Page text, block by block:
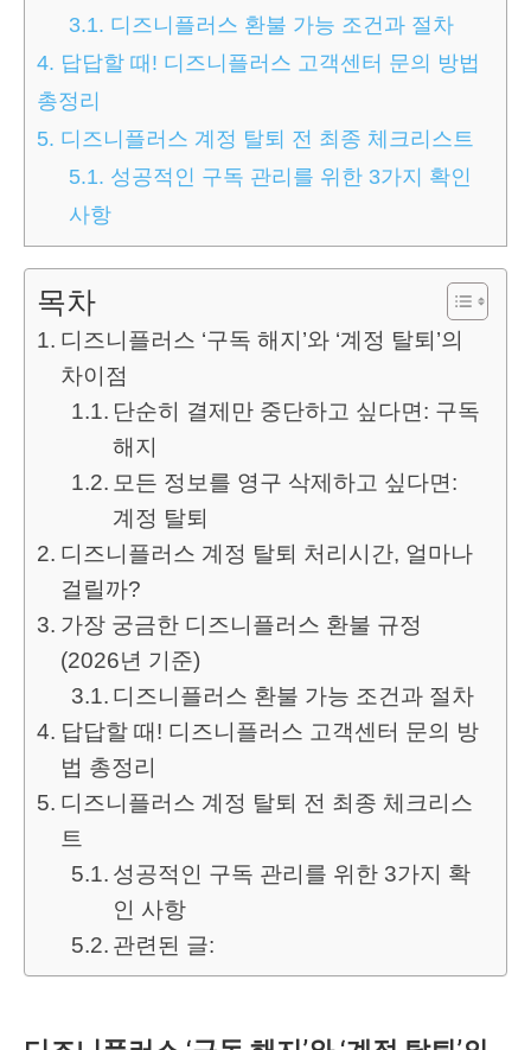
3.1. 디즈니플러스 환불 가능 조건과 절차
4. 답답할 때! 디즈니플러스 고객센터 문의 방법
총정리
5. 디즈니플러스 계정 탈퇴 전 최종 체크리스트
5.1. 성공적인 구독 관리를 위한 3가지 확인
사항
목차
디즈니플러스 ‘구독 해지’와 ‘계정 탈퇴’의
차이점
단순히 결제만 중단하고 싶다면: 구독
해지
모든 정보를 영구 삭제하고 싶다면:
계정 탈퇴
디즈니플러스 계정 탈퇴 처리시간, 얼마나
걸릴까?
가장 궁금한 디즈니플러스 환불 규정
(2026년 기준)
디즈니플러스 환불 가능 조건과 절차
답답할 때! 디즈니플러스 고객센터 문의 방
법 총정리
디즈니플러스 계정 탈퇴 전 최종 체크리스
트
성공적인 구독 관리를 위한 3가지 확
인 사항
관련된 글: